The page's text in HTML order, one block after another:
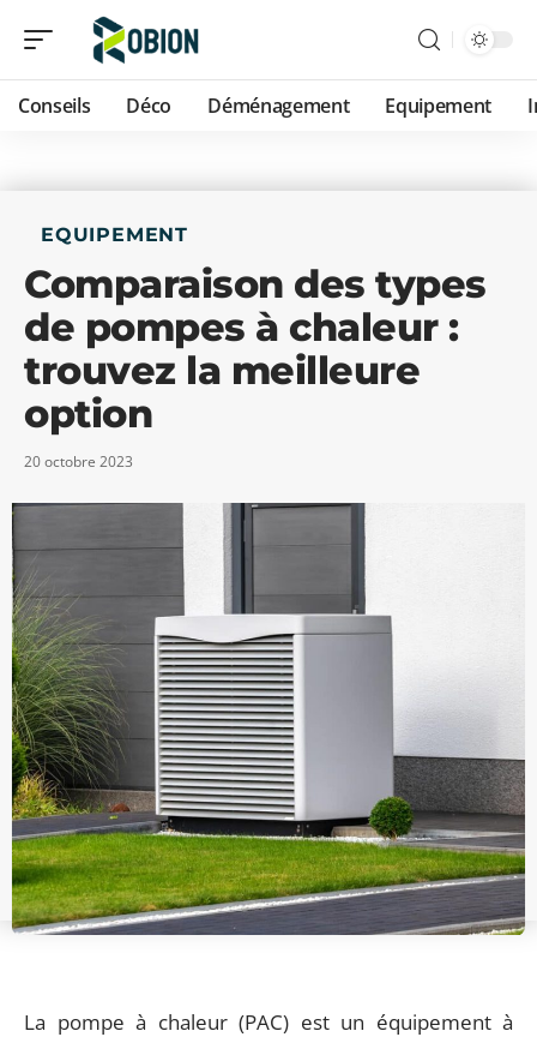
Conseils Déco Déménagement Equipement
EQUIPEMENT
Comparaison des types
de pompes à chaleur :
trouvez la meilleure
option
20 octobre 2023
La pompe à chaleur (PAC) est un équipement à